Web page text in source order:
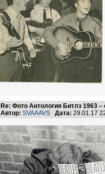
Re: Фото Антология Битлз 1963 –
Автор: SVAAAVS Дата: 29.01.17